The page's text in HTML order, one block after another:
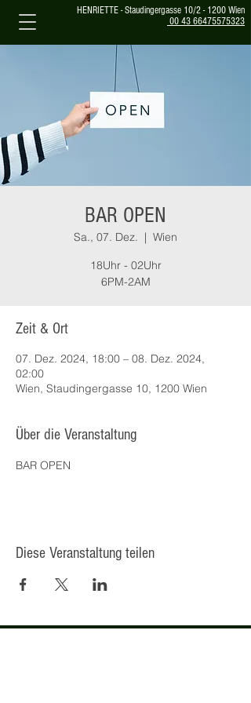
HENRIETTE - Staudingergasse 10/2 - 1200 Wien
00 43 66475575323
BAR OPEN
Sa., 07. Dez.
  |
Wien
18Uhr - 02Uhr
6PM-2AM
Zeit & Ort
07. Dez. 2024, 18:00 – 08. Dez. 2024,
02:00
Wien, Staudingergasse 10, 1200 Wien
Über die Veranstaltung
BAR OPEN
Diese Veranstaltung teilen